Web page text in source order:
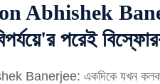
Abhishek
পরেই
একদিকে যখন